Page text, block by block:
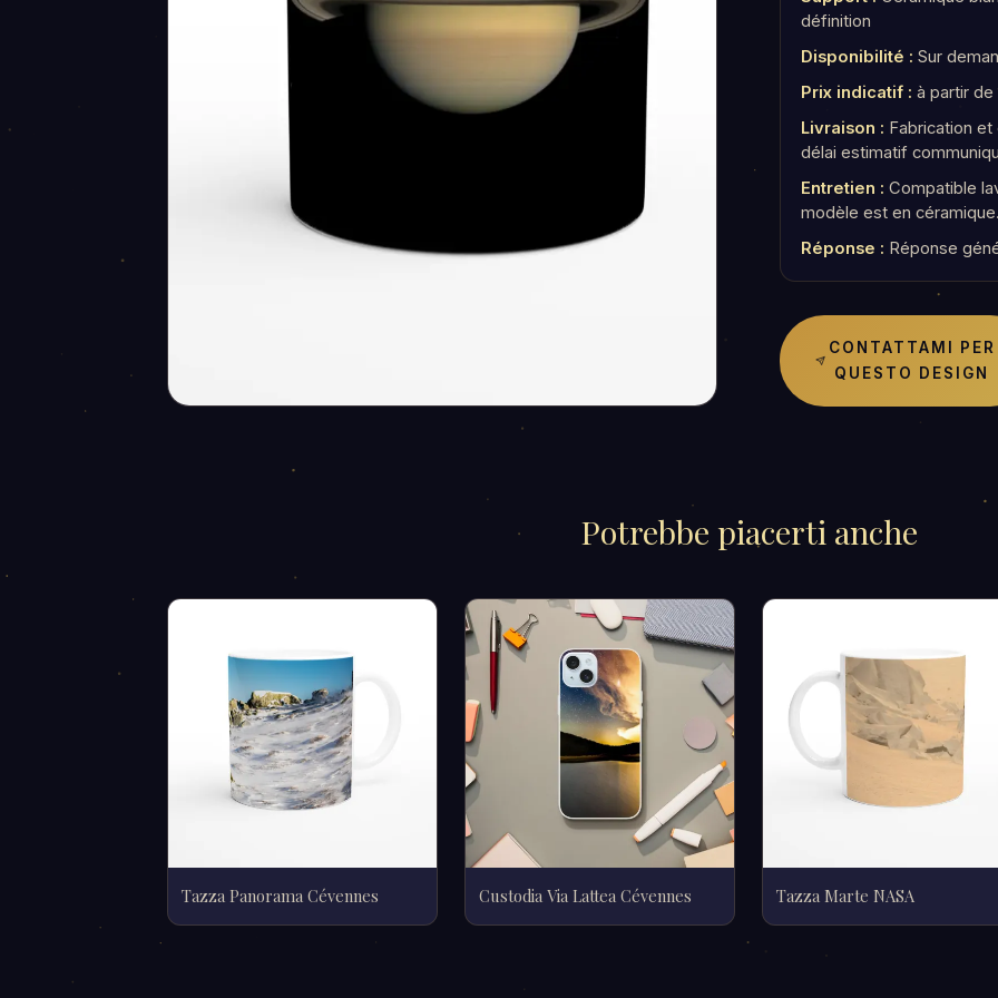
définition
Disponibilité : Sur
Prix indicatif : à partir de
Livraison : Fabrication
délai estimatif
Entretien : Compatible
modèle est en
Réponse : Réponse
CONTATTAMI PER
QUESTO DESIGN
Potrebbe piacerti anche
Tazza Panorama Cévennes Custodia Via Lattea Cévennes Tazza Marte NASA